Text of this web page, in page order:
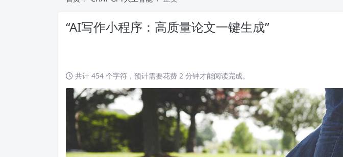
“AI写作小程序：高质量论文一键生成”
共计 454 个字符，预计需要花费 2 分钟才能阅读完成。